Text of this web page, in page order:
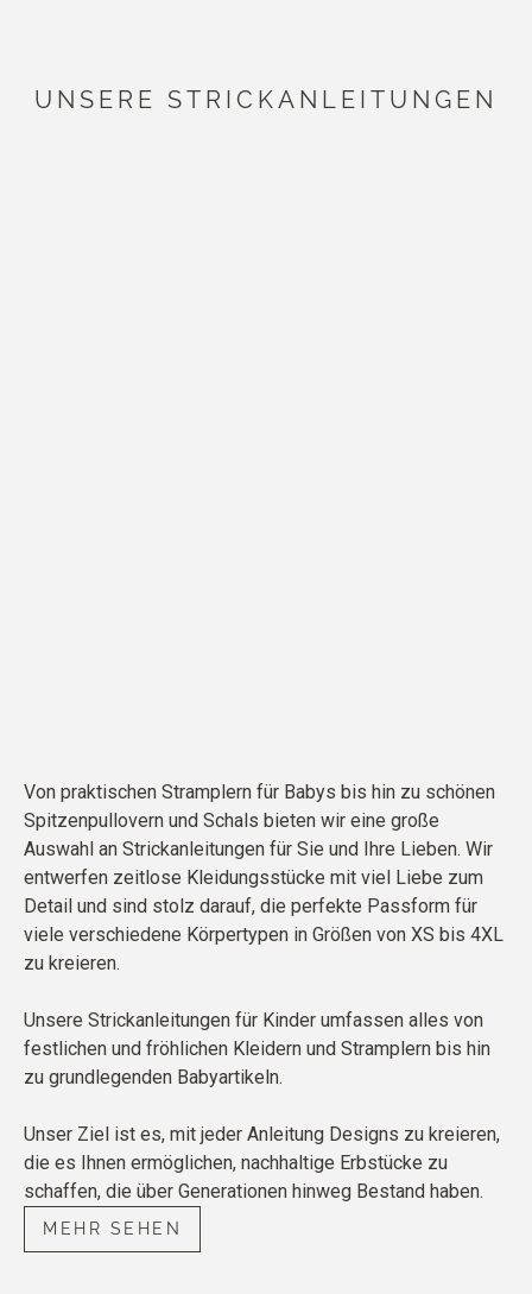
UNSERE STRICKANLEITUNGEN
Von praktischen Stramplern für Babys bis hin zu schönen
Spitzenpullovern und Schals bieten wir eine große
Auswahl an Strickanleitungen für Sie und Ihre Lieben. Wir
entwerfen zeitlose Kleidungsstücke mit viel Liebe zum
Detail und sind stolz darauf, die perfekte Passform für
viele verschiedene Körpertypen in Größen von XS bis 4XL
zu kreieren.
Unsere Strickanleitungen für Kinder umfassen alles von
festlichen und fröhlichen Kleidern und Stramplern bis hin
zu grundlegenden Babyartikeln.
Unser Ziel ist es, mit jeder Anleitung Designs zu kreieren,
die es Ihnen ermöglichen, nachhaltige Erbstücke zu
schaffen, die über Generationen hinweg Bestand haben.
MEHR SEHEN